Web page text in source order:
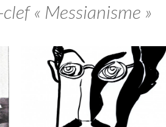
« Messianisme »